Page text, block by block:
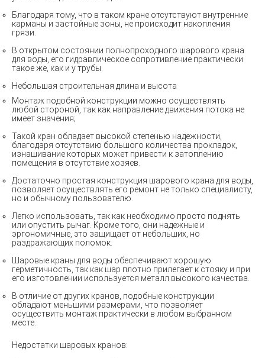
Благодаря тому, что в таком кране отсутствуют внутренние
карманы и застойные зоны, не происходит накопления
грязи.
В открытом состоянии полнопроходного шарового крана
для воды, его гидравлическое сопротивление практически
такое же, как и у трубы.
Небольшая строительная длина и высота
Монтаж подобной конструкции можно осуществлять
любой стороной, так как направление движения потока не
имеет значения;
Такой кран обладает высокой степенью надежности,
благодаря отсутствию большого количества прокладок,
изнашивание которых может привести к затоплению
помещения в отсутствие хозяев.
Достаточно простая конструкция шарового крана для воды,
позволяет осуществлять его ремонт не только специалисту,
но и обычному пользователю.
Легко использовать, так как необходимо просто поднять
или опустить рычаг. Кроме того, они надежные и
эргономичные, это защищает от небольших, но
раздражающих поломок.
Шаровые краны для воды обеспечивают хорошую
герметичность, так как шар плотно прилегает к стояку и при
его изготовлении используется металл высокого качества.
В отличие от других кранов, подобные конструкции
обладают меньшими размерами, что позволяет
осуществить монтаж практически в любом выбранном
месте.
Недостатки шаровых кранов: